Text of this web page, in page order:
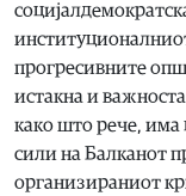
прогресивните
истакна и важноста
како што рече, има
сили на Балканот
организираниот